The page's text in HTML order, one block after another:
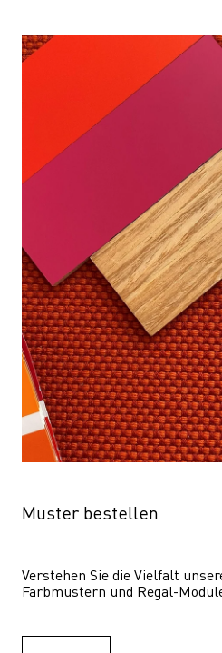
Muster bestellen
Verstehen Sie die Vielfalt
Farbmustern und Regal-